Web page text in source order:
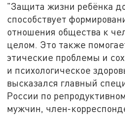
"Защита жизни ребёнка
способствует
отношения общества к
целом. Это также
этические проблемы и
и психологическое
высказался главный
России по
мужчин, член-